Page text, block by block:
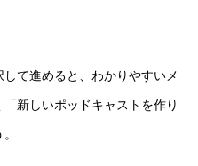
て進めると、わかりやすいメ
新しいポッドキャストを作り